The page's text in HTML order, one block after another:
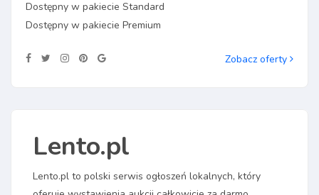
Dostępny w pakiecie Standard
Dostępny w pakiecie Premium
Zobacz oferty
Lento.pl
Lento.pl to polski serwis ogłoszeń lokalnych, który